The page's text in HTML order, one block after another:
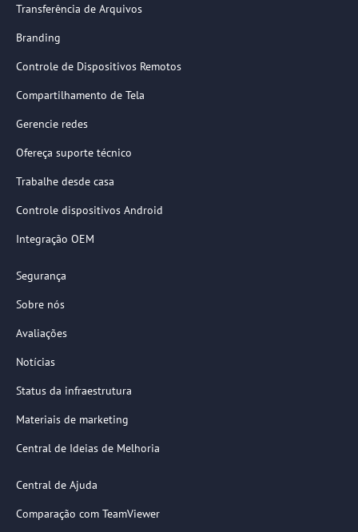
Transferência de Arquivos
Branding
Controle de Dispositivos Remotos
Compartilhamento de Tela
Gerencie redes
Ofereça suporte técnico
Trabalhe desde casa
Controle dispositivos Android
Integração OEM
Segurança
Sobre nós
Avaliações
Notícias
Status da infraestrutura
Materiais de marketing
Central de Ideias de Melhoria
Central de Ajuda
Comparação com TeamViewer